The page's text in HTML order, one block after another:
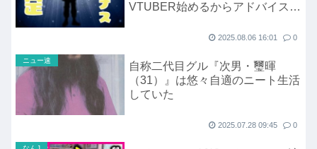
VTUBER始めるからアドバイスく
2025.08.06 16:01 0
ニュー速
自称二代目グル『次男・璽暉
（31）』は悠々自適のニート生活
していた
2025.07.28 09:45 0